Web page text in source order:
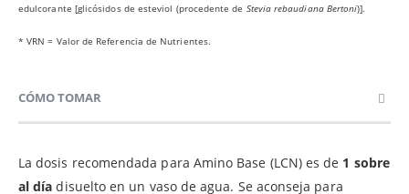
edulcorante [glicósidos de esteviol (procedente de Stevia rebaudiana Bertoni)].
* VRN = Valor de Referencia de Nutrientes.
CÓMO TOMAR
La dosis recomendada para Amino Base (LCN) es de 1 sobre
al día disuelto en un vaso de agua. Se aconseja para